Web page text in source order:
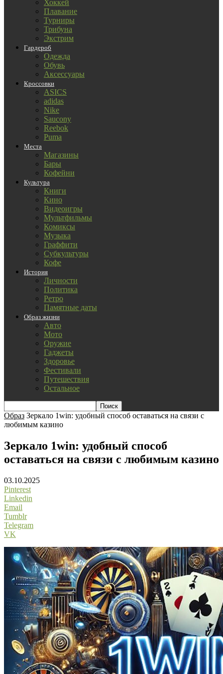
Хоккей
Плавание
Турниры
Трибуна
Экстрим
Гардероб
Одежда
Обувь
Аксессуары
Кроссовки
ASICS
adidas
Nike
Saucony
Reebok
Puma
Места
Магазины
Бары
Кофейни
Культура
Книги
Кино
Видеоигры
Мультфильмы
Комиксы
Музыка
Граффити
Субкультуры
Кофе
История
Личности
Политика
Ретро
Памятные даты
Образ жизни
Авто
Мото
Оружие
Гаджеты
Здоровье
Фестивали
Путешествия
Остальное
Образ Зеркало 1win: удобный способ оставаться на связи с
любимым казино
Зеркало 1win: удобный способ
оставаться на связи с любимым казино
03.10.2025
Pinterest
Linkedin
Email
Tumblr
Telegram
VK